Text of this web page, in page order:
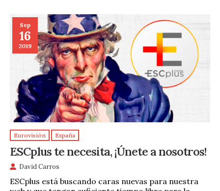
Sep
16
2019
Eurovisión España
ESCplus te necesita, ¡Únete a nosotros!
David Carros
ESCplus está buscando caras nuevas para nuestra